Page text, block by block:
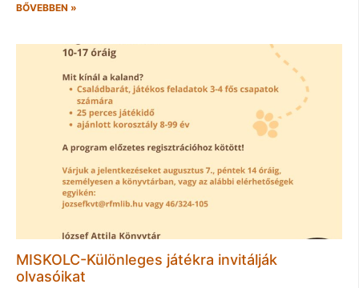
BŐVEBBEN »
MISKOLC-Különleges játékra invitálják
olvasóikat